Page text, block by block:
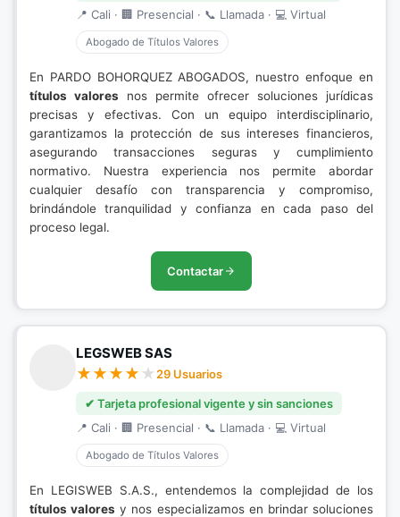
📍 Cali · 🏢 Presencial · 📞 Llamada · 💻 Virtual
Abogado de Títulos Valores
En PARDO BOHORQUEZ ABOGADOS, nuestro enfoque en
títulos valores nos permite ofrecer soluciones jurídicas
precisas y efectivas. Con un equipo interdisciplinario,
garantizamos la protección de sus intereses financieros,
asegurando transacciones seguras y cumplimiento
normativo. Nuestra experiencia nos permite abordar
cualquier desafío con transparencia y compromiso,
brindándole tranquilidad y confianza en cada paso del
proceso legal.
Contactar
LEGSWEB SAS
29 Usuarios
✔ Tarjeta profesional vigente y sin sanciones
📍 Cali · 🏢 Presencial · 📞 Llamada · 💻 Virtual
Abogado de Títulos Valores
En LEGISWEB S.A.S., entendemos la complejidad de los
títulos valores y nos especializamos en brindar soluciones